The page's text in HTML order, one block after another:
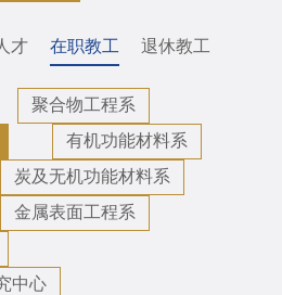
才 在职教工 退休教工
聚合物工程系
有机功能材料系
炭及无机功能材料系
金属表面工程系
中心